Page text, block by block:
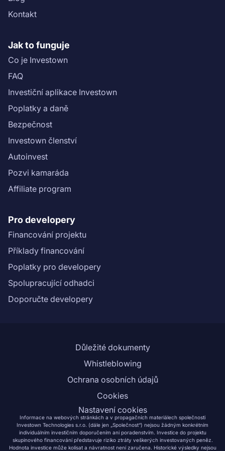
usp=sharing)).\n\nInformace ohledně rizikového skóre
projektu najdete v ([Scoring sheet]
M5SkXgJGO9/view?usp=sharing)).","name":"Resort
Horský potok 1: 3. etapa"}}
Kontakt
Jak to funguje
Co je Investown
FAQ
Investiční aplikace Investown
Poplatky a daně
Bezpečnost
Investown členství
Autoinvest
Pozvi kamaráda
Affiliate program
Pro developery
Financování projektu
Příklady financování
Poplatky pro developery
Spolupracující odhadci
Doporučte developery
Důležité dokumenty
Whistleblowing
Ochrana osobních údajů
Cookies
Nastavení cookies
Informace na webových stránkách a v propagačních materiálech společnosti
Investown Technologies s.r.o. (dále jen „Společnost“) nejsou žádným konkrétním
individuálním investičním doporučením ani poradenstvím. Investice do projektu
skupinového financování představuje riziko ztráty veškerých investovaných peněz.
Hodnota investice může kolísat a návratnost není zaručena. Historické výsledky nejsou